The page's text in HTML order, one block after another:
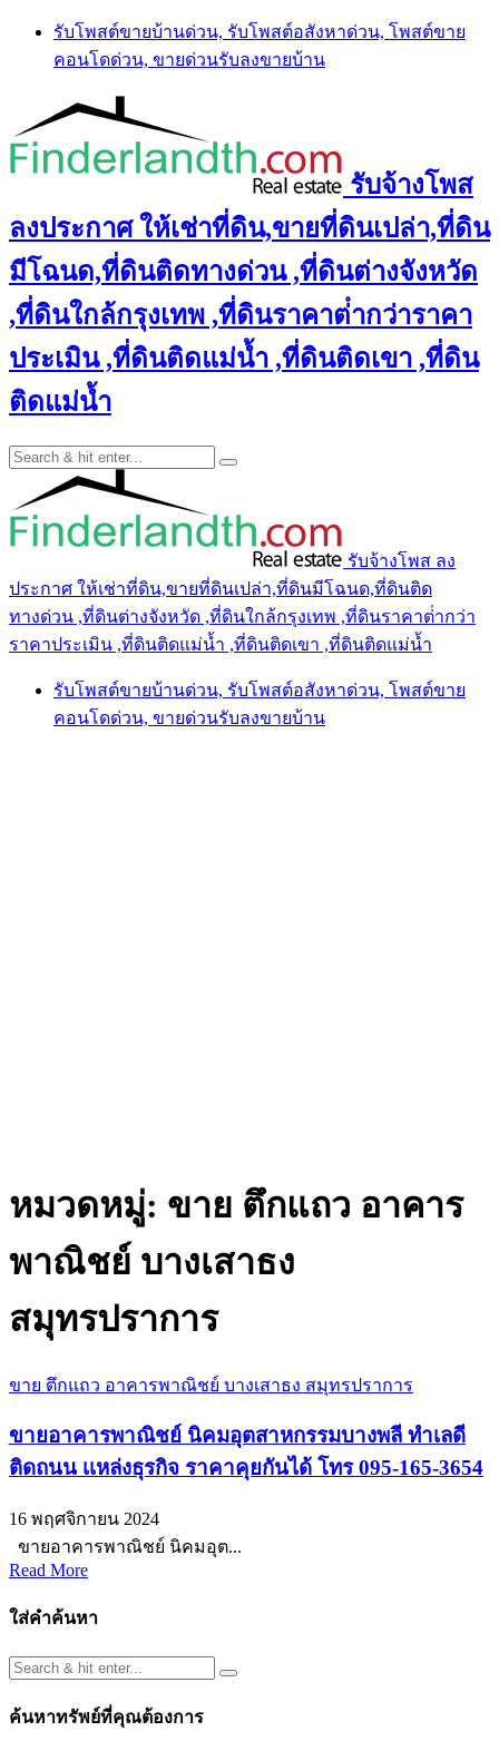
Skip
content
รับโพสต์ขายบ้านด่วน, รับโพสต์อสังหาด่วน, โพสต์ขาย
คอนโดด่วน, ขายด่วนรับลงขายบ้าน
รับจ้างโพส
ลงประกาศ ให้เช่าที่ดิน,ขายที่ดินเปล่า,ที่ดิน
มีโฉนด,ที่ดินติดทางด่วน ,ที่ดินต่างจังหวัด
,ที่ดินใกล้กรุงเทพ ,ที่ดินราคาต่ํากว่าราคา
ประเมิน ,ที่ดินติดแม่น้ำ ,ที่ดินติดเขา ,ที่ดิน
ติดแม่น้ำ
รับจ้างโพส ลง
ประกาศ ให้เช่าที่ดิน,ขายที่ดินเปล่า,ที่ดินมีโฉนด,ที่ดินติด
ทางด่วน ,ที่ดินต่างจังหวัด ,ที่ดินใกล้กรุงเทพ ,ที่ดินราคาต่ํากว่า
ราคาประเมิน ,ที่ดินติดแม่น้ำ ,ที่ดินติดเขา ,ที่ดินติดแม่น้ำ
รับโพสต์ขายบ้านด่วน, รับโพสต์อสังหาด่วน, โพสต์ขาย
คอนโดด่วน, ขายด่วนรับลงขายบ้าน
หมวดหมู่: ขาย ตึกแถว อาคาร
พาณิชย์ บางเสาธง
สมุทรปราการ
ขาย ตึกแถว อาคารพาณิชย์ บางเสาธง สมุทรปราการ
ขายอาคารพาณิชย์ นิคมอุตสาหกรรมบางพลี ทำเลดี
ติดถนน เเหล่งธุรกิจ ราคาคุยกันได้ โทร 095-165-3654
16 พฤศจิกายน 2024
ขายอาคารพาณิชย์ นิคมอุต...
Read More
ใส่คำค้นหา
ค้นหาทรัพย์ที่คุณต้องการ